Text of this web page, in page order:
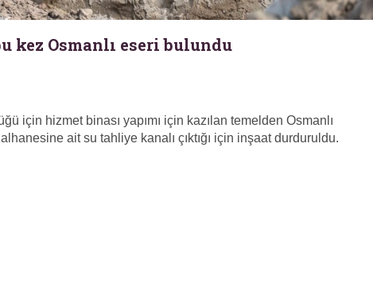
kez Osmanlı eseri bulundu
için hizmet binası yapımı için kazılan temelden Osmanlı
ait su tahliye kanalı çıktığı için inşaat durduruldu.